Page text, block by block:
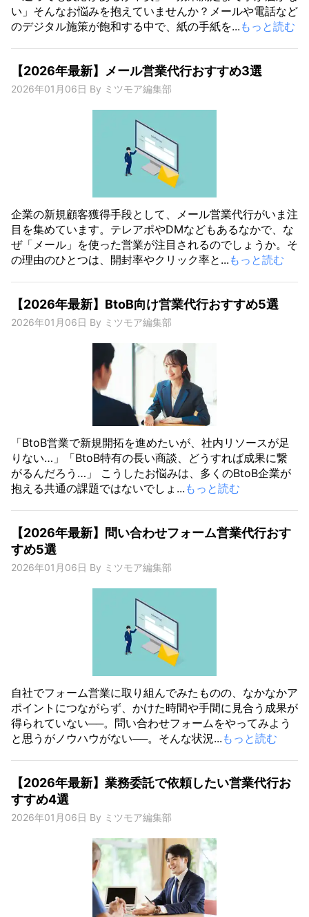
い」そんなお悩みを抱えていませんか？メールや電話など
のデジタル施策が飽和する中で、紙の手紙を... もっと読む
【2026年最新】メール営業代行おすすめ3選
2026年01月06日 By ミツモア編集部
企業の新規顧客獲得手段として、メール営業代行がいま注
目を集めています。テレアポやDMなどもあるなかで、な
ぜ「メール」を使った営業が注目されるのでしょうか。そ
の理由のひとつは、開封率やクリック率と... もっと読む
【2026年最新】BtoB向け営業代行おすすめ5選
2026年01月06日 By ミツモア編集部
「BtoB営業で新規開拓を進めたいが、社内リソースが足
りない…」「BtoB特有の長い商談、どうすれば成果に繋
がるんだろう…」 こうしたお悩みは、多くのBtoB企業が
抱える共通の課題ではないでしょ... もっと読む
【2026年最新】問い合わせフォーム営業代行おす
すめ5選
2026年01月06日 By ミツモア編集部
自社でフォーム営業に取り組んでみたものの、なかなかア
ポイントにつながらず、かけた時間や手間に見合う成果が
得られていない──。問い合わせフォームをやってみよう
と思うがノウハウがない──。そんな状況... もっと読む
【2026年最新】業務委託で依頼したい営業代行お
すすめ4選
2026年01月06日 By ミツモア編集部